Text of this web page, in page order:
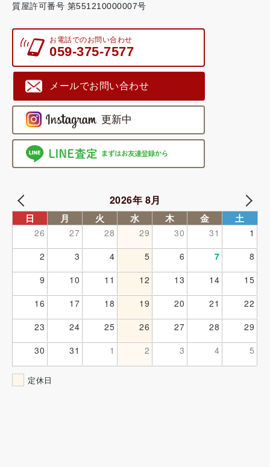
質屋許可番号 第551210000007号
お電話でのお問い合わせ
059-375-7577
メールでお問い合わせ
2026年 8月
日 月 火 水 木 金 土
26 27 28 29 30 31
1
2
3 4 5 6 7
8
9
10 11 12 13 14
15
16
17 18 19 20 21
22
23
24 25 26 27 28
29
30
31 1 2 3 4 5
定休日